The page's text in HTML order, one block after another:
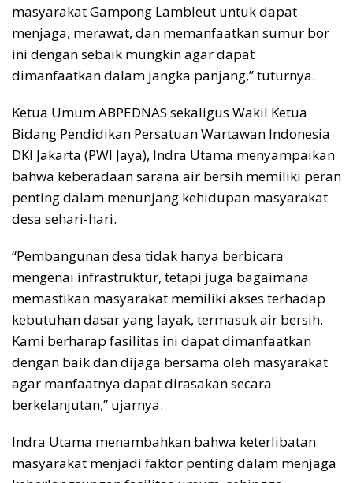
masyarakat Gampong Lambleut untuk dapat
menjaga, merawat, dan memanfaatkan sumur bor
ini dengan sebaik mungkin agar dapat
dimanfaatkan dalam jangka panjang,” tuturnya.
Ketua Umum ABPEDNAS sekaligus Wakil Ketua
Bidang Pendidikan Persatuan Wartawan Indonesia
DKI Jakarta (PWI Jaya), Indra Utama menyampaikan
bahwa keberadaan sarana air bersih memiliki peran
penting dalam menunjang kehidupan masyarakat
desa sehari-hari.
“Pembangunan desa tidak hanya berbicara
mengenai infrastruktur, tetapi juga bagaimana
memastikan masyarakat memiliki akses terhadap
kebutuhan dasar yang layak, termasuk air bersih.
Kami berharap fasilitas ini dapat dimanfaatkan
dengan baik dan dijaga bersama oleh masyarakat
agar manfaatnya dapat dirasakan secara
berkelanjutan,” ujarnya.
Indra Utama menambahkan bahwa keterlibatan
masyarakat menjadi faktor penting dalam menjaga